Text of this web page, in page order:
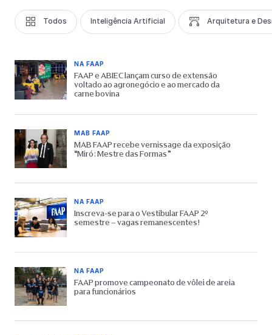
Todos Inteligência Artificial Arquitetura e
NA FAAP
FAAP e ABIEC lançam curso de extensão
voltado ao agronegócio e ao mercado da
carne bovina
MAB FAAP
MAB FAAP recebe vernissage da exposição
“Miró: Mestre das Formas”
NA FAAP
Inscreva-se para o Vestibular FAAP 2º
semestre – vagas remanescentes!
NA FAAP
FAAP promove campeonato de vôlei de areia
para funcionários